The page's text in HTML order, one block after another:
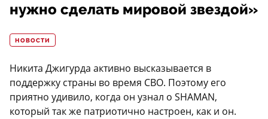
нужно сделать мировой звездой»
НОВОСТИ
Никита Джигурда активно высказывается в
поддержку страны во время СВО. Поэтому его
приятно удивило, когда он узнал о SHAMAN,
который так же патриотично настроен, как и он.